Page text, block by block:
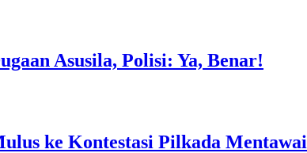
Asusila, Polisi: Ya, Benar!
ke Kontestasi Pilkada Mentawai